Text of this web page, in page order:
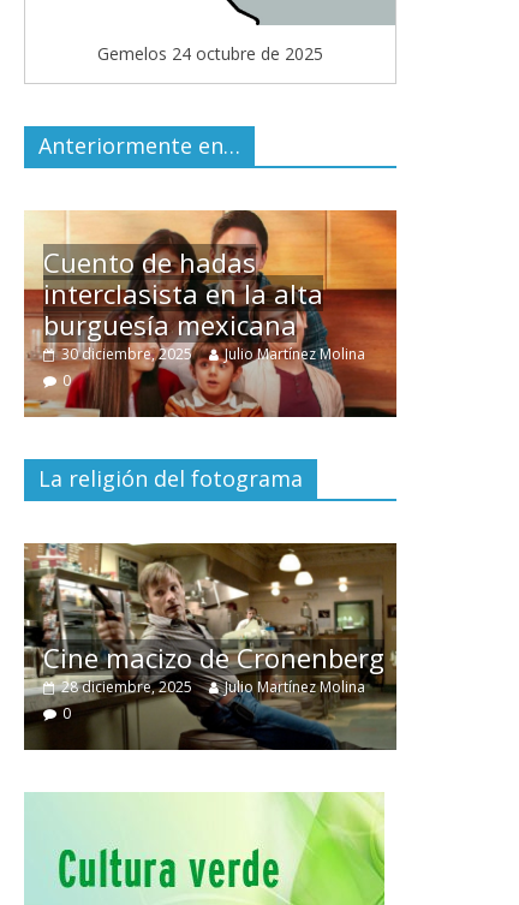
Gemelos 24 octubre de 2025
Anteriormente en…
Un hombre entre dos
mundos
15 mayo, 2026 Julio Martínez Molina 0
La religión del fotograma
El documentalNuestra
tierray el despojo de los
pueblos originarios
30 junio, 2026 Julio Martínez Molina 0